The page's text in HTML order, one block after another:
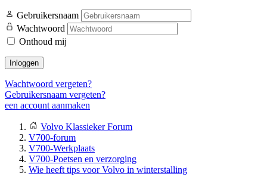
Gebruikersnaam
Wachtwoord
Onthoud mij
Inloggen
Wachtwoord vergeten?
Gebruikersnaam vergeten?
een account aanmaken
Volvo Klassieker Forum
V700-forum
V700-Werkplaats
V700-Poetsen en verzorging
Wie heeft tips voor Volvo in winterstalling